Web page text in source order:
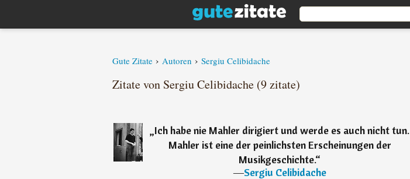
Gute Zitate › Autoren › Sergiu Celibidache
Zitate von Sergiu Celibidache (9 zitate)
„Ich habe nie Mahler dirigiert und werde es auch nicht tun.
Mahler ist eine der peinlichsten Erscheinungen der
Musikgeschichte.“
―Sergiu Celibidache